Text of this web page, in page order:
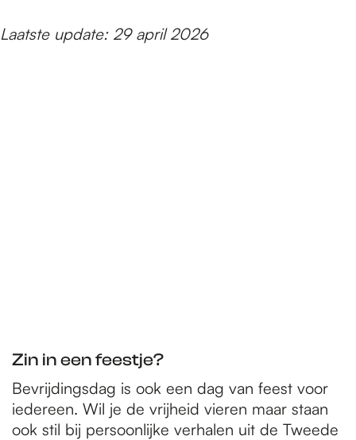
Laatste update: 29 april 2026
Zin in een feestje?
Bevrijdingsdag is ook een dag van feest voor
iedereen. Wil je de vrijheid vieren maar staan
ook stil bij persoonlijke verhalen uit de Tweede